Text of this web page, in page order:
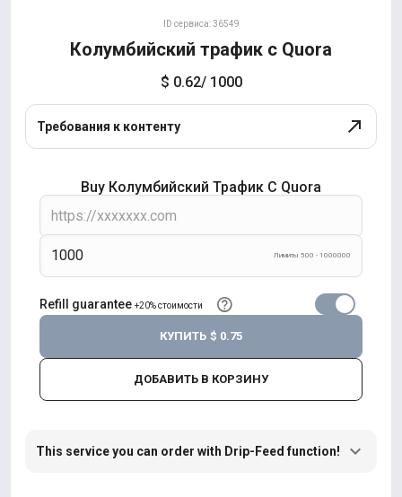
ID сервиса: 36549
Колумбийский трафик с Quora
$ 0.62/ 1000
Требования к контенту
Buy Колумбийский Трафик С Quora
Лимиты 500 - 1000000
Refill guarantee +20% стоимости
ДОБАВИТЬ В КОРЗИНУ
КУПИТЬ $ 0.75
This service you can order with Drip-Feed function!